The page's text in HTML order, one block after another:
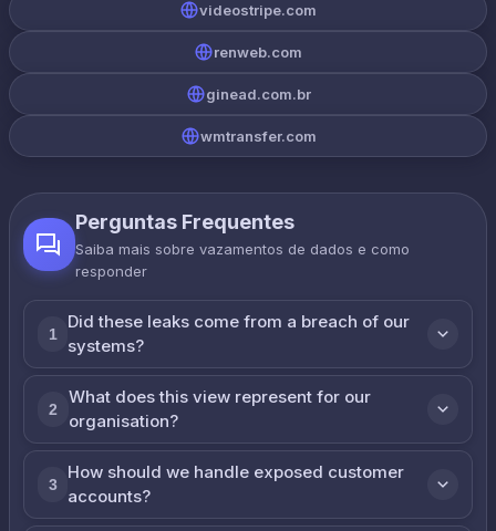
videostripe.com
renweb.com
ginead.com.br
wmtransfer.com
Perguntas Frequentes
Saiba mais sobre vazamentos de dados e como
responder
1
Did these leaks come from a breach of our
systems?
2
What does this view represent for our
organisation?
3
How should we handle exposed customer
accounts?